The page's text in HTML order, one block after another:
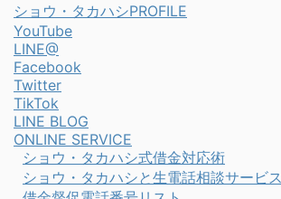
ショウ・タカハシPROFILE
YouTube
LINE@
Facebook
Twitter
TikTok
LINE BLOG
ONLINE SERVICE
ショウ・タカハシ式借金対応術
ショウ・タカハシと生電話相談サービス